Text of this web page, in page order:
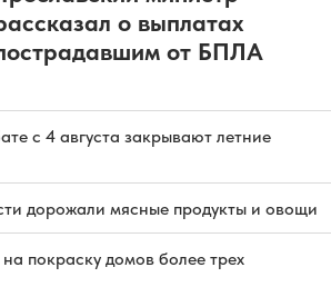
о выплатах
от БПЛА
с 4 августа закрывают летние
дорожали мясные продукты и овощи
покраску домов более трех